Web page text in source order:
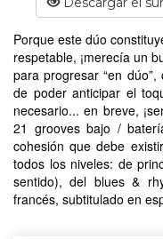
Porque este dúo
respetable, ¡merecía un
para progresar “en
de poder anticipar el
necesario... en breve,
21 grooves bajo /
cohesión que debe
todos los niveles: de
sentido), del blues &
francés, subtitulado en